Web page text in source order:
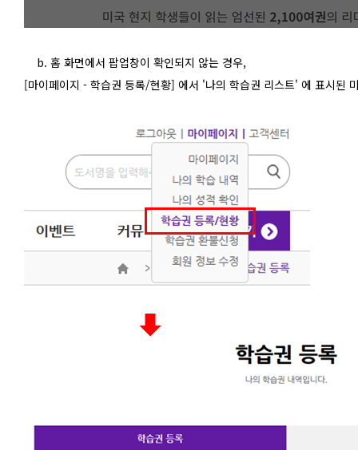
b. 홈 화면에서 팝업창이 확인되지 않는 경우,
[마이페이지 - 학습권 등록/현황] 에서 '나의 학습권 리스트' 에 표시된